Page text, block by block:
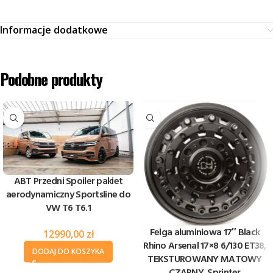
Informacje dodatkowe
Podobne produkty
ABT Przedni Spoiler pakiet
aerodynamiczny Sportsline do
VW T6 T6.1
12990,00 zł
DODAJ DO KOSZYKA
Felga aluminiowa 17″ Black
Rhino Arsenal 17×8 6/130 ET38,
TEKSTUROWANY MATOWY